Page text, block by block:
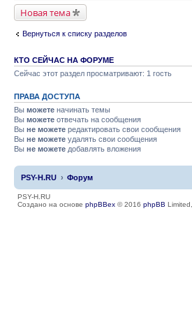
Новая тема
Вернуться к списку разделов
КТО СЕЙЧАС НА ФОРУМЕ
Сейчас этот раздел просматривают: 1 гость
ПРАВА ДОСТУПА
Вы можете начинать темы
Вы можете отвечать на сообщения
Вы не можете редактировать свои сообщения
Вы не можете удалять свои сообщения
Вы не можете добавлять вложения
PSY-H.RU Форум
PSY-H.RU
Создано на основе phpBBex © 2016 phpBB Limited,